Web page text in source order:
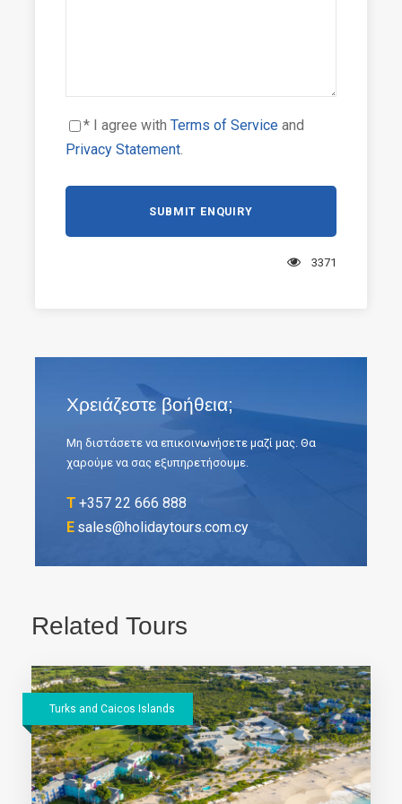
* I agree with Terms of Service and
Privacy Statement
3371
Χρειάζεστε βοήθεια;
Μη διστάσετε να επικοινωνήσετε μαζί μας. Θα
χαρούμε να σας εξυπηρετήσουμε.
T +357 22 666 888
E sales@holidaytours.com.cy
Zen pool
Related Tours
Turks and Caicos Islands